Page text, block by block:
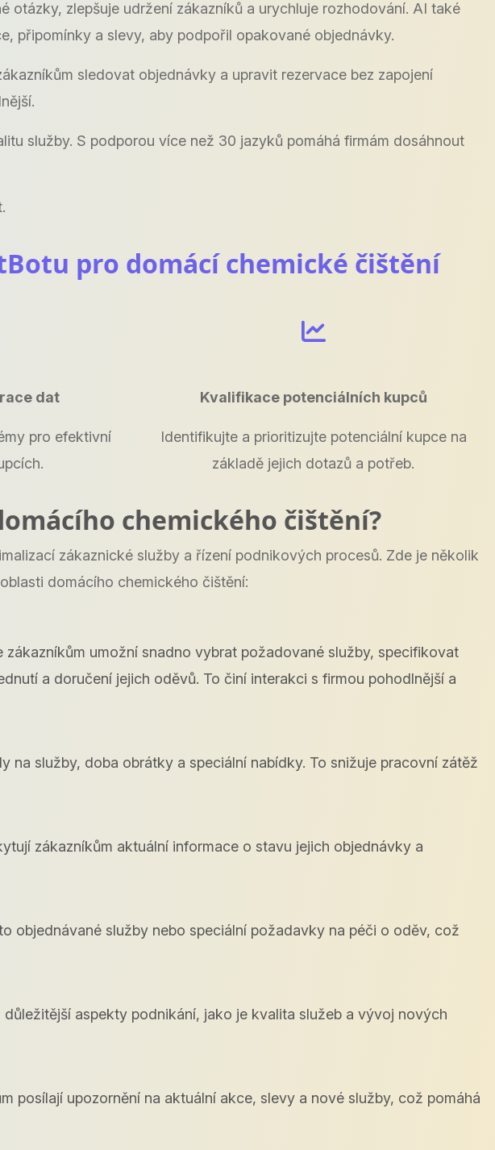
otázky, zlepšuje udržení zákazníků a urychluje rozhodování. AI také
připomínky a slevy, aby podpořil opakované objednávky.
sledovat objednávky a upravit rezervace bez zapojení
služby. S podporou více než 30 jazyků pomáhá firmám dosáhnout
pro domácí chemické čištění
dat
pro efektivní
Kvalifikace potenciálních kupců
Identifikujte a prioritizujte potenciální kupce na
základě jejich dotazů a potřeb.
chemického čištění?
zákaznické služby a řízení podnikových procesů. Zde je několik
domácího chemického čištění:
umožní snadno vybrat požadované služby, specifikovat
a doručení jejich oděvů. To činí interakci s firmou pohodlnější a
služby, doba obrátky a speciální nabídky. To snižuje pracovní zátěž
zákazníkům aktuální informace o stavu jejich objednávky a
objednávané služby nebo speciální požadavky na péči o oděv, což
aspekty podnikání, jako je kvalita služeb a vývoj nových
posílají upozornění na aktuální akce, slevy a nové služby, což pomáhá